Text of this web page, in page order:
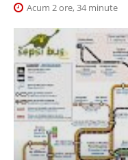
Acum 2 ore, 34 minute